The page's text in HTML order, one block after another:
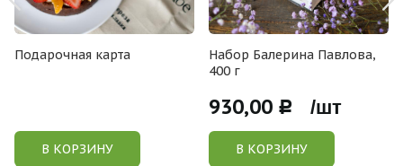
Подарочная карта
В КОРЗИНУ
Набор Балерина Павлова,
400 г
930,00 Р /шт
В КОРЗИНУ